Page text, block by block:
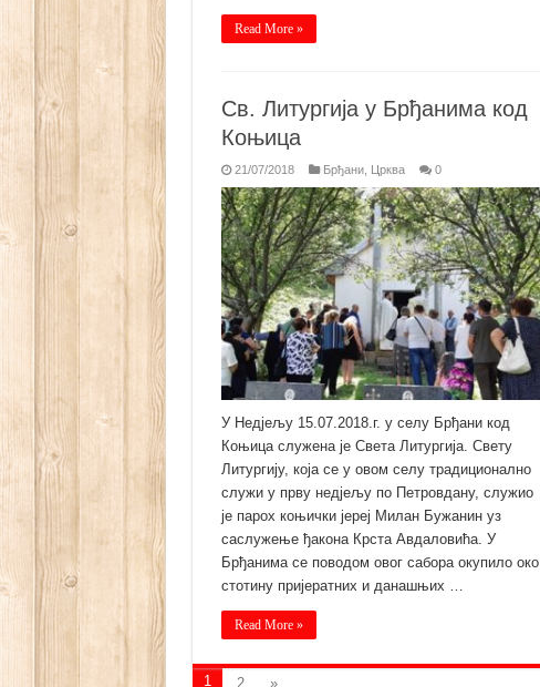
Read More »
Св. Литургија у Брђанима код
Коњица
21/07/2018 Брђани, Црква 0
У Недјељу 15.07.2018.г. у селу Брђани код
Коњица служена је Света Литургија. Свету
Литургију, која се у овом селу традиционално
служи у прву недјељу по Петровдану, служио
је парох коњички јереј Милан Бужанин уз
саслужење ђакона Крста Авдаловића. У
Брђанима се поводом овог сабора окупило око
стотину пријератних и данашњих …
Read More »
1 2 »